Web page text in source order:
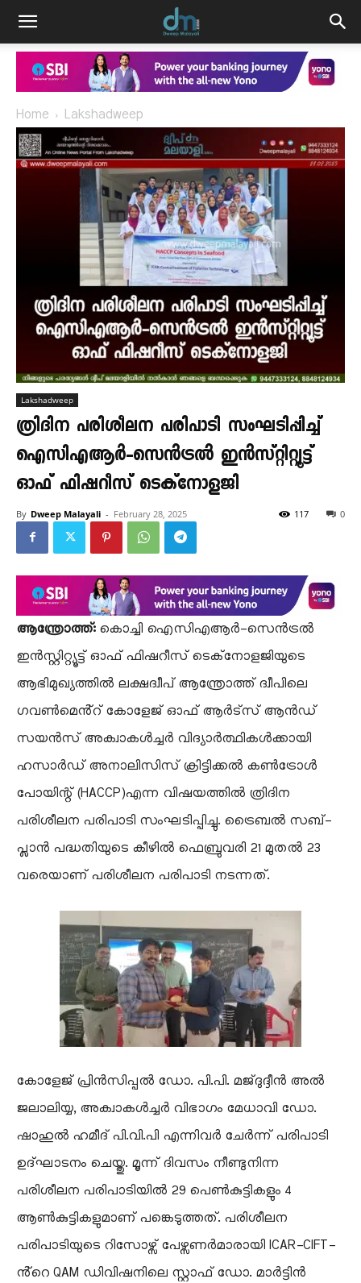
Home Lakshadweep
Lakshadweep
ത്രിദിന പരിശീലന പരിപാടി സംഘടിപ്പിച്ച്
ഐസിഎആർ-സെൻട്രൽ ഇൻസ്റ്റിറ്റ്യൂട്ട്
ഓഫ് ഫിഷറീസ് ടെക്‌നോളജി
By Dweep Malayali - February 28, 2025 0
117
ആന്ത്രോത്ത്:കൊച്ചി ഐസിഎആർ-സെൻട്രൽ
ഇൻസ്റ്റിറ്റ്യൂട്ട് ഓഫ് ഫിഷറീസ് ടെക്‌നോളജിയുടെ
ആഭിമുഖ്യത്തിൽ ലക്ഷദ്വീപ് ആന്ത്രോത്ത് ദ്വീപിലെ
ഗവൺമെൻ്റ് കോളേജ് ഓഫ് ആർട്‌സ് ആൻഡ്
സയൻസ് അക്വാകൾച്ചർ വിദ്യാർത്ഥികൾക്കായി
ഹസാർഡ് അനാലിസിസ് ക്രിട്ടിക്കൽ കൺട്രോൾ
പോയിന്റ് (HACCP)എന്ന വിഷയത്തിൽ ത്രിദിന
പരിശീലന പരിപാടി സംഘടിപ്പിച്ചു. ട്രൈബൽ സബ്-
പ്ലാൻ പദ്ധതിയുടെ കീഴിൽ ഫെബ്രുവരി 21 മുതൽ 23
വരെയാണ് പരിശീലന പരിപാടി നടന്നത്.
കോളേജ് പ്രിൻസിപ്പൽ ഡോ. പി.പി. മജ്ദുദ്ദീൻ അൽ
ജലാലിയ്യ, അക്വാകൾച്ചർ വിഭാഗം മേധാവി ഡോ.
ഷാഹുൽ ഹമീദ് പി.വി.പി എന്നിവർ ചേർന്ന് പരിപാടി
ഉദ്ഘാടനം ചെയ്തു. മൂന്ന് ദിവസം നീണ്ടുനിന്ന
പരിശീലന പരിപാടിയിൽ 29 പെൺകുട്ടികളും 4
ആൺകുട്ടികളുമാണ് പങ്കെടുത്തത്. പരിശീലന
പരിപാടിയുടെ റിസോഴ്സ് പേഴ്സണർമാരായി ICAR-CIFT-
ൻ്റെ QAM ഡിവിഷനിലെ സ്റ്റാഫ് ഡോ. മാർട്ടിൻ